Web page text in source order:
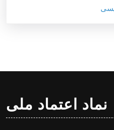
نماد اعتماد ملی